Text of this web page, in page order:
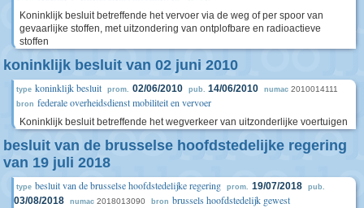
Koninklijk besluit betreffende het vervoer via de weg of per spoor van
gevaarlijke stoffen, met uitzondering van ontplofbare en radioactieve
stoffen
koninklijk besluit van 02 juni 2010
type koninklijk besluit prom. 02/06/2010 pub. 14/06/2010 numac 2010014111
bron federale overheidsdienst mobiliteit en vervoer
Koninklijk besluit betreffende het wegverkeer van uitzonderlijke voertuigen
besluit van de brusselse hoofdstedelijke regering
van 19 juli 2018
type besluit van de brusselse hoofdstedelijke regering prom. 19/07/2018 pub.
03/08/2018 numac 2018013090 bron brussels hoofdstedelijk gewest